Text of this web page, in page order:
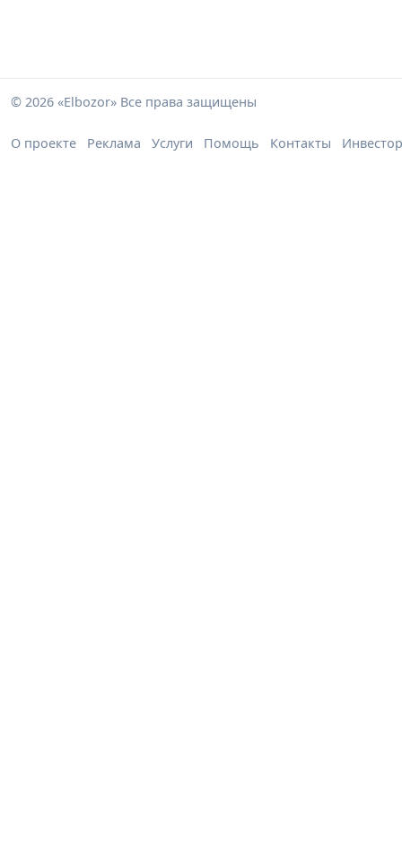
© 2026 «Elbozor» Все права защищены
О проекте Реклама Услуги Помощь Контакты